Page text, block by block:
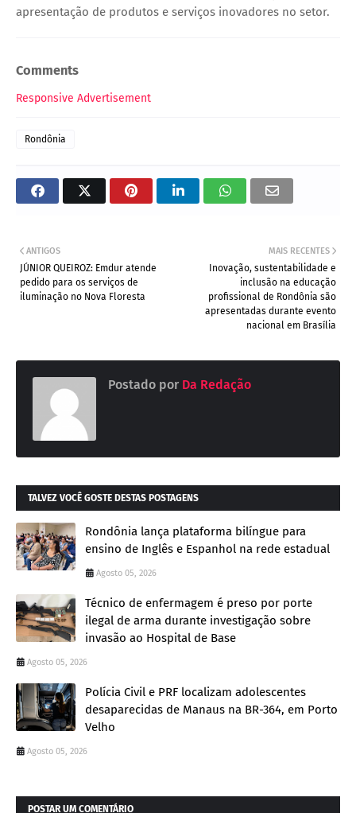
apresentação de produtos e serviços inovadores no setor.
Comments
Responsive Advertisement
Rondônia
MAIS RECENTES
Inovação, sustentabilidade e
inclusão na educação
profissional de Rondônia são
apresentadas durante evento
nacional em Brasília
ANTIGOS
JÚNIOR QUEIROZ: Emdur atende
pedido para os serviços de
iluminação no Nova Floresta
Postado por Da Redação
TALVEZ VOCÊ GOSTE DESTAS POSTAGENS
Rondônia lança plataforma bilíngue para
ensino de Inglês e Espanhol na rede estadual
Agosto 05, 2026
Técnico de enfermagem é preso por porte
ilegal de arma durante investigação sobre
invasão ao Hospital de Base
Agosto 05, 2026
Polícia Civil e PRF localizam adolescentes
desaparecidas de Manaus na BR-364, em Porto
Velho
Agosto 05, 2026
POSTAR UM COMENTÁRIO